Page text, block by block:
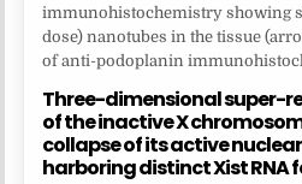
immunohistochemistry showing
dose) nanotubes in the tissue
of anti-podoplanin
Three-dimensional super-
of the inactive X
collapse of its active
harboring distinct Xist RNA